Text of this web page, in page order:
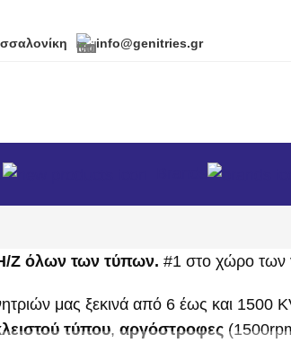
info@genitries.gr
Ζ όλων των τύπων. #1 στο χώρο των
μας ξεκινά από 6 έως και 1500
τύπου, αργόστροφες